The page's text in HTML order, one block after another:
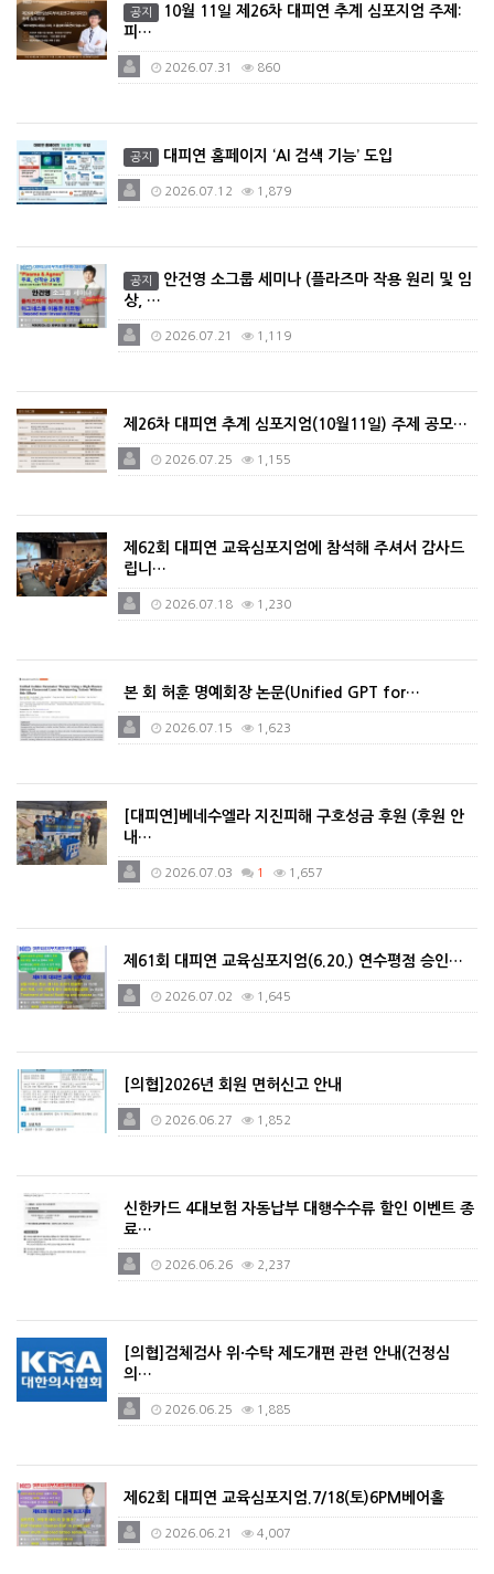
공지
10월 11일 제26차 대피연 추계 심포지엄 주제:
피…
2026.07.31 860
공지 대피연 홈페이지 ‘AI 검색 기능’ 도입
2026.07.12 1,879
공지
안건영 소그룹 세미나 (플라즈마 작용 원리 및 임
상, …
2026.07.21 1,119
제26차 대피연 추계 심포지엄(10월11일) 주제 공모…
2026.07.25 1,155
제62회 대피연 교육심포지엄에 참석해 주셔서 감사드
립니…
2026.07.18 1,230
본 회 허훈 명예회장 논문(Unified GPT for…
2026.07.15 1,623
[대피연]베네수엘라 지진피해 구호성금 후원 (후원 안
내…
2026.07.03 1 1,657
제61회 대피연 교육심포지엄(6.20.) 연수평점 승인…
2026.07.02 1,645
[의협]2026년 회원 면허신고 안내
2026.06.27 1,852
신한카드 4대보험 자동납부 대행수수류 할인 이벤트 종
료…
2026.06.26 2,237
[의협]검체검사 위·수탁 제도개편 관련 안내(건정심
의…
2026.06.25 1,885
제62회 대피연 교육심포지엄.7/18(토)6PM베어홀
2026.06.21 4,007